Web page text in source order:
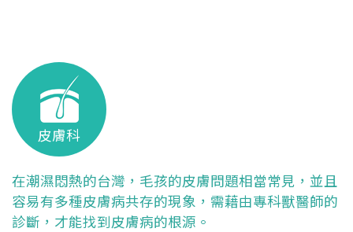
皮膚科
在潮濕悶熱的台灣，毛孩的皮膚問題相當常見，並且
容易有多種皮膚病共存的現象，需藉由專科獸醫師的
診斷，才能找到皮膚病的根源。